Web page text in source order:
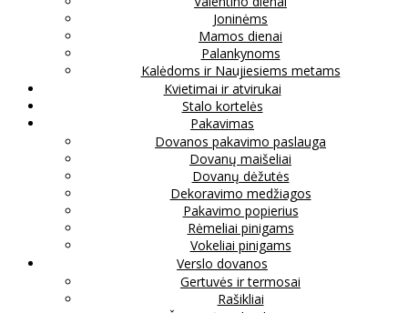
Joninėms
Mamos dienai
Palankynoms
Kalėdoms ir Naujiesiems metams
Kvietimai ir atvirukai
Stalo kortelės
Pakavimas
Dovanos pakavimo paslauga
Dovanų maišeliai
Dovanų dėžutės
Dekoravimo medžiagos
Pakavimo popierius
Rėmeliai pinigams
Vokeliai pinigams
Verslo dovanos
Gertuvės ir termosai
Rašikliai